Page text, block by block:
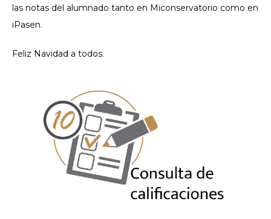
las notas del alumnado tanto en Miconservatorio como en
iPasen.
Feliz Navidad a todos.